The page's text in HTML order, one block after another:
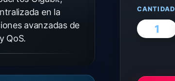
en la
avanzadas de
QoS.
CANTIDAD